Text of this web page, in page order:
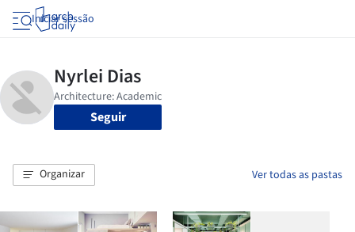
Iniciar sessão
Seguir
Organizar Ver todas as pastas